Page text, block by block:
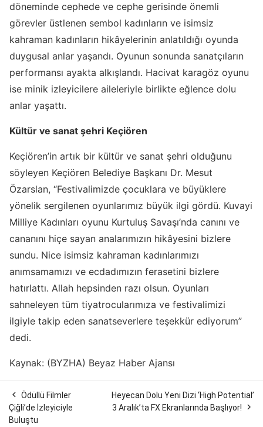
döneminde cephede ve cephe gerisinde önemli
görevler üstlenen sembol kadınların ve isimsiz
kahraman kadınların hikâyelerinin anlatıldığı oyunda
duygusal anlar yaşandı. Oyunun sonunda sanatçıların
performansı ayakta alkışlandı. Hacivat karagöz oyunu
ise minik izleyicilere aileleriyle birlikte eğlence dolu
anlar yaşattı.
Kültür ve sanat şehri Keçiören
Keçiören’in artık bir kültür ve sanat şehri olduğunu
söyleyen Keçiören Belediye Başkanı Dr. Mesut
Özarslan, “Festivalimizde çocuklara ve büyüklere
yönelik sergilenen oyunlarımız büyük ilgi gördü. Kuvayi
Milliye Kadınları oyunu Kurtuluş Savaşı’nda canını ve
cananını hiçe sayan analarımızın hikâyesini bizlere
sundu. Nice isimsiz kahraman kadınlarımızı
anımsamamızı ve ecdadımızın ferasetini bizlere
hatırlattı. Allah hepsinden razı olsun. Oyunları
sahneleyen tüm tiyatrocularımıza ve festivalimizi
ilgiyle takip eden sanatseverlere teşekkür ediyorum”
dedi.
Kaynak: (BYZHA) Beyaz Haber Ajansı
 Ödüllü Filmler
Çiğli’de İzleyiciyle
Buluştu
Heyecan Dolu Yeni Dizi ‘High Potential’
3 Aralık’ta FX Ekranlarında Başlıyor!
